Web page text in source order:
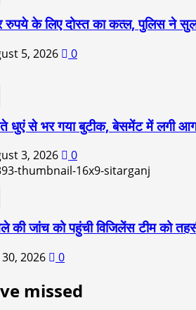
के लिए दोस्त का कत्ल, पुलिस ने
5, 2026 0
धुएं से भर गया बुटीक, बेसमेंट में लगी
3, 2026 0
की जांच को पहुंची विजिलेंस टीम को
30, 2026 0
missed